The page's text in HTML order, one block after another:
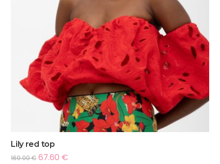
Lily red top
169.00€ 67.60 €